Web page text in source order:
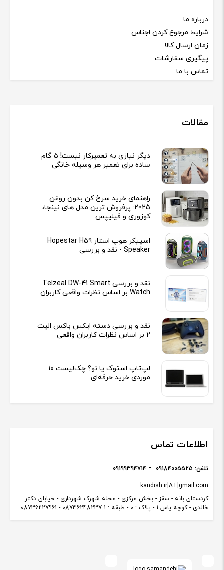
درباره ما
شرایط مرجوع کردن اجناس
زمان ارسال کالا
پیگیری سفارشات
تماس با ما
مقالات
دیگر نیازی به تعمیرکار نیست! ۵ گام
ساده برای تعمیر هر وسیله خانگی
راهنمای خرید سرخ کن بدون روغن
2025: پرفروش ترین مدل های نینجا،
کوزوری و فیلیپس
اسپیکر هوپ استار Hopestar H59
Speaker - نقد و بررسی
نقد و بررسی Telzeal DW-41 Smart
Watch بر اساس نظرات واقعی کاربران
نقد و بررسی دسته ایکس باکس الیت
2 بر اساس نظرات کاربران واقعی
لپ‌تاپ استوک یا نو؟ چک‌لیست ۱۰
موردی خرید حرفه‌ای
اطلاعات تماس
کردستان بانه - سقز - بخش مرکزی - محله شهرک شهرداری - خیابان دکتر
خالدی - کوچه یاس 1 - پلاک : 0 - طبقه : 1 08736248237 - 08736227961
kandish.ir[AT]gmail.com
تلفن: 09184005525
09199394714